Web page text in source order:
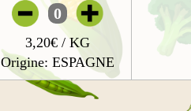
0
3,20€ / KG
Origine: ESPAGNE